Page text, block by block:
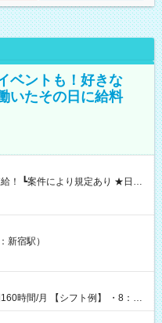
ベントも！好きな
いたその日に給料
の日に現金GET♪ お仕事後はコ
す！ 【試用期間】試
新宿駅）
ト例】 ・8：00